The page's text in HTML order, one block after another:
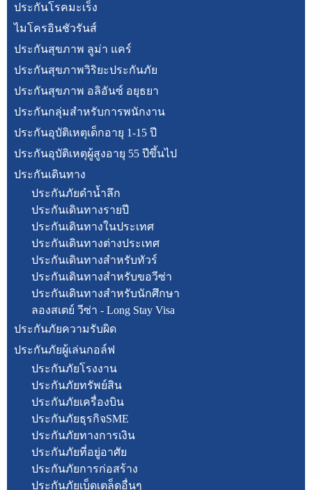
ประกันโรคมะเร็ง
ไมโครอินชัวรันส์
ประกันสุขภาพ ลูม่า แคร์
ประกันสุขภาพวิริยะประกันภัย
ประกันสุขภาพ อลิอันซ์ อยุธยา
ประกันกลุ่มสำหรับการพนักงาน
ประกันอุบัติเหตุเด็กอายุ 1-15 ปี
ประกันอุบัติเหตุผู้สูงอายุ 55 ปีขึ้นไป
ประกันเดินทาง
ประกันภัยดำน้ำลึก
ประกันเดินทางรายปี
ประกันเดินทางในประเทศ
ประกันเดินทางต่างประเทศ
ประกันเดินทางสำหรับทัวร์
ประกันเดินทางสำหรับขอวีซ่า
ประกันเดินทางสำหรับนักศึกษา
ลองสเตย์ วีซ่า - Long Stay Visa
ประกันภัยความรับผิด
ประกันภัยผู้เล่นกอล์ฟ
ประกันภัยโรงงาน
ประกันภัยทรัพย์สิน
ประกันภัยเครื่องบิน
ประกันภัยธุรกิจSME
ประกันภัยทางการเงิน
ประกันภัยที่อยู่อาศัย
ประกันภัยการก่อสร้าง
ประกันภัยเบ็ดเตล็ดอื่นๆ